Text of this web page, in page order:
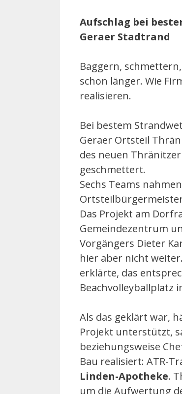
Aufschlag bei
Geraer Stadtrand
Baggern,
schon länger. Wie
realisieren.
Bei bestem
Geraer Ortsteil
des neuen
geschmettert.
Sechs Teams
Das Projekt am
Gemeindezentrum
Vorgängers Dieter
hier aber nicht
erklärte, das
Beachvolleyballplatz
Als das geklärt war,
Projekt unterstützt,
beziehungsweise
Bau realisiert: ATR-
Linden-Apotheke.
um die Aufwertung